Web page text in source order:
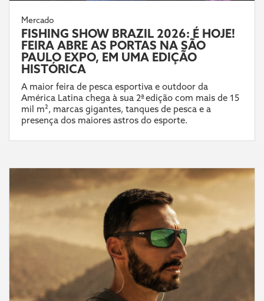
Mercado
FISHING SHOW BRAZIL 2026: É HOJE!
FEIRA ABRE AS PORTAS NA SÃO
PAULO EXPO, EM UMA EDIÇÃO
HISTÓRICA
A maior feira de pesca esportiva e outdoor da
América Latina chega à sua 2ª edição com mais de 15
mil m², marcas gigantes, tanques de pesca e a
presença dos maiores astros do esporte.